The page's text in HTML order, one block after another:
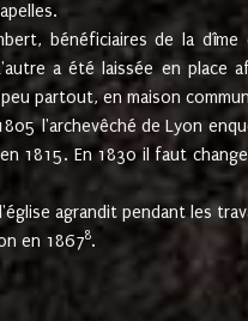
bénéficiaires de la
a été laissée en place
partout, en maison
l'archevêché de Lyon
1815. En 1830 il faut
agrandit pendant les
en 18678.